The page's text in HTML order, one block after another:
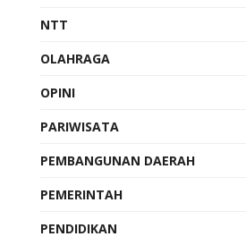
NTT
OLAHRAGA
OPINI
PARIWISATA
PEMBANGUNAN DAERAH
PEMERINTAH
PENDIDIKAN